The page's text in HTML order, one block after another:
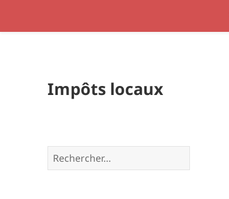
Impôts locaux
Rechercher :